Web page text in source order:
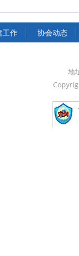
员会
工作 协会动态
地